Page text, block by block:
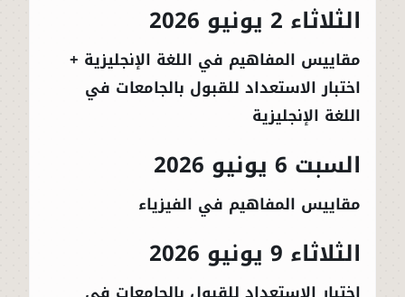
الثلاثاء 2 يونيو 2026
مقاييس المفاهيم في اللغة الإنجليزية +
اختبار الاستعداد للقبول بالجامعات في
اللغة الإنجليزية
السبت 6 يونيو 2026
مقاييس المفاهيم في الفيزياء
الثلاثاء 9 يونيو 2026